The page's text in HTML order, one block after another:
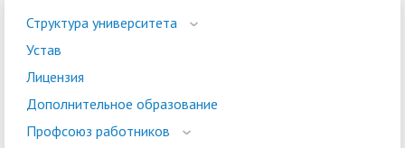
Структура университета
Устав
Лицензия
Дополнительное образование
Профсоюз работников